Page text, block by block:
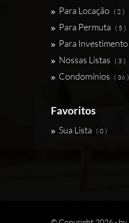
Para Locação ( 2 )
Para Permuta ( 5 )
Para Investimento
Nossas Listas ( 3 )
Condomínios ( 36 )
Favoritos
Sua Lista ( 0 )